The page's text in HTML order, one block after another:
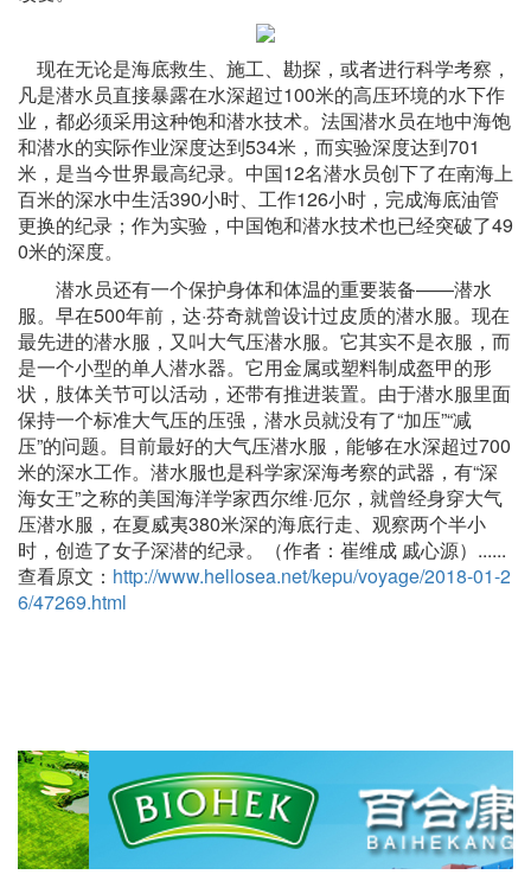
现在无论是海底救生、施工、勘探，或者进行科学考察，
凡是潜水员直接暴露在水深超过100米的高压环境的水下作
业，都必须采用这种饱和潜水技术。法国潜水员在地中海饱
和潜水的实际作业深度达到534米，而实验深度达到701
米，是当今世界最高纪录。中国12名潜水员创下了在南海上
百米的深水中生活390小时、工作126小时，完成海底油管
更换的纪录；作为实验，中国饱和潜水技术也已经突破了49
0米的深度。
潜水员还有一个保护身体和体温的重要装备——潜水
服。早在500年前，达·芬奇就曾设计过皮质的潜水服。现在
最先进的潜水服，又叫大气压潜水服。它其实不是衣服，而
是一个小型的单人潜水器。它用金属或塑料制成盔甲的形
状，肢体关节可以活动，还带有推进装置。由于潜水服里面
保持一个标准大气压的压强，潜水员就没有了“加压”“减
压”的问题。目前最好的大气压潜水服，能够在水深超过700
米的深水工作。潜水服也是科学家深海考察的武器，有“深
海女王”之称的美国海洋学家西尔维·厄尔，就曾经身穿大气
压潜水服，在夏威夷380米深的海底行走、观察两个半小
时，创造了女子深潜的纪录。（作者：崔维成 戚心源）......
查看原文： http://www.hellosea.net/kepu/voyage/2018-01-2
6/47269.html